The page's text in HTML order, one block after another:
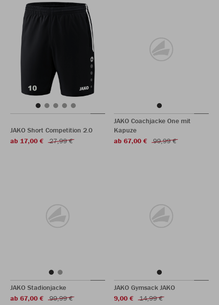
JAKO Short Competition 2.0
ab 17,00 €
27,99 €
JAKO Coachjacke One mit
Kapuze
ab 67,00 €
99,99 €
JAKO Stadionjacke
ab 67,00 €
99,99 €
JAKO Gymsack JAKO
9,00 €
14,99 €